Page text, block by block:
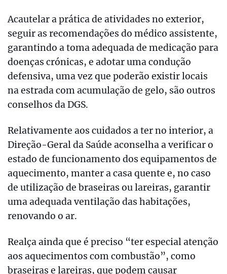
Acautelar a prática de atividades no exterior,
seguir as recomendações do médico assistente,
garantindo a toma adequada de medicação para
doenças crónicas, e adotar uma condução
defensiva, uma vez que poderão existir locais
na estrada com acumulação de gelo, são outros
conselhos da DGS.
Relativamente aos cuidados a ter no interior, a
Direção-Geral da Saúde aconselha a verificar o
estado de funcionamento dos equipamentos de
aquecimento, manter a casa quente e, no caso
de utilização de braseiras ou lareiras, garantir
uma adequada ventilação das habitações,
renovando o ar.
Realça ainda que é preciso “ter especial atenção
aos aquecimentos com combustão”, como
braseiras e lareiras, que podem causar